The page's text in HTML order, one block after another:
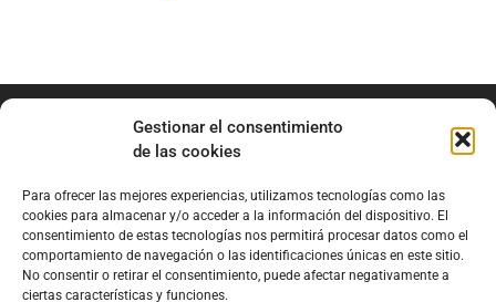
Gestionar el consentimiento
de las cookies
Para ofrecer las mejores experiencias, utilizamos tecnologías como las
cookies para almacenar y/o acceder a la información del dispositivo. El
consentimiento de estas tecnologías nos permitirá procesar datos como el
comportamiento de navegación o las identificaciones únicas en este sitio.
No consentir o retirar el consentimiento, puede afectar negativamente a
ciertas características y funciones.
info@marianobraga.com
BRAGA Academia
Podcast